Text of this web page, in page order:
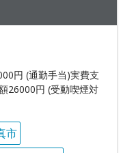
円 (通勤手当)実費支
26000円 (受動喫煙対
市